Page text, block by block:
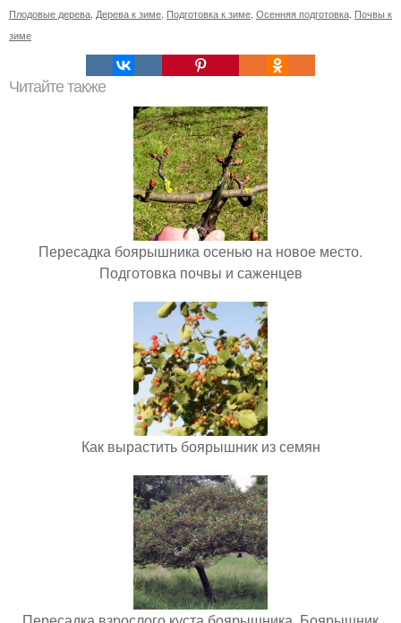
Плодовые дерева Дерева к зиме Подготовка к зиме Осенняя подготовка Почвы к
зиме
Читайте также
Пересадка боярышника осенью на новое место.
Подготовка почвы и саженцев
Как вырастить боярышник из семян